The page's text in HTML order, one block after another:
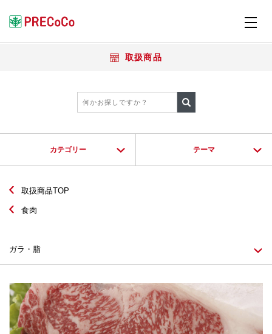
取扱商品
カテゴリー テーマ
取扱商品TOP
食肉
ガラ・脂